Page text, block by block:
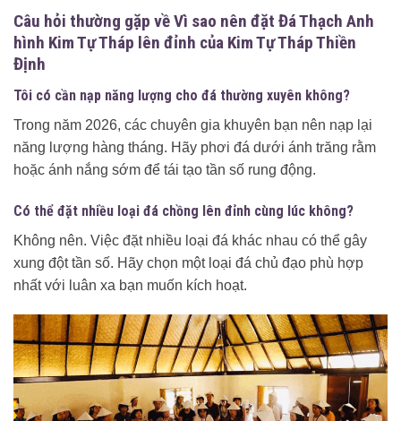
Câu hỏi thường gặp về Vì sao nên đặt Đá Thạch Anh
hình Kim Tự Tháp lên đỉnh của Kim Tự Tháp Thiền
Định
Tôi có cần nạp năng lượng cho đá thường xuyên không?
Trong năm 2026, các chuyên gia khuyên bạn nên nạp lại
năng lượng hàng tháng. Hãy phơi đá dưới ánh trăng rằm
hoặc ánh nắng sớm để tái tạo tần số rung động.
Có thể đặt nhiều loại đá chồng lên đỉnh cùng lúc không?
Không nên. Việc đặt nhiều loại đá khác nhau có thể gây
xung đột tần số. Hãy chọn một loại đá chủ đạo phù hợp
nhất với luân xa bạn muốn kích hoạt.